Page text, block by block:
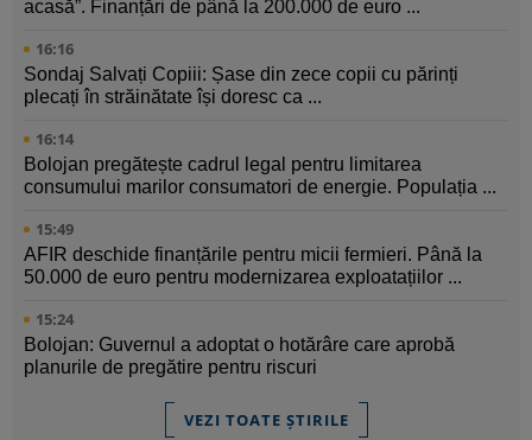
acasă”. Finanțări de până la 200.000 de euro ...
16:16
Sondaj Salvați Copiii: Șase din zece copii cu părinți
plecați în străinătate își doresc ca ...
16:14
Bolojan pregătește cadrul legal pentru limitarea
consumului marilor consumatori de energie. Populația ...
15:49
AFIR deschide finanțările pentru micii fermieri. Până la
50.000 de euro pentru modernizarea exploatațiilor ...
15:24
Bolojan: Guvernul a adoptat o hotărâre care aprobă
planurile de pregătire pentru riscuri
VEZI TOATE ȘTIRILE